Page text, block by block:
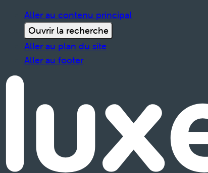
Aller au contenu principal
Ouvrir la recherche
Aller au plan du site
Aller au footer